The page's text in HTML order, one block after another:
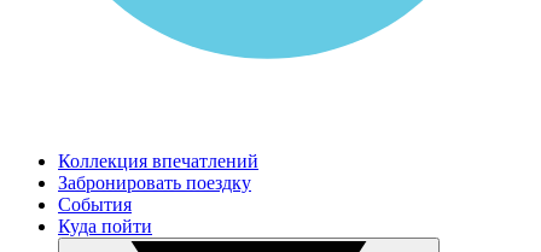
Коллекция впечатлений
Забронировать поездку
События
Куда пойти